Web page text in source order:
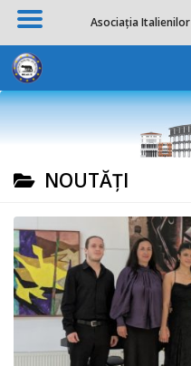
Skip to content
NOUTĂȚI
Asociația Italienilor